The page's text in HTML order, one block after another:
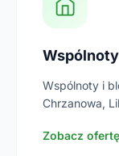
Wspólnoty i
Chrzanowa,
Zobacz ofertę